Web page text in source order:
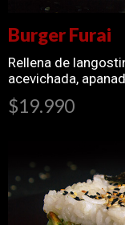
Burger Furai
Rellena de
acevichada,
$19.990